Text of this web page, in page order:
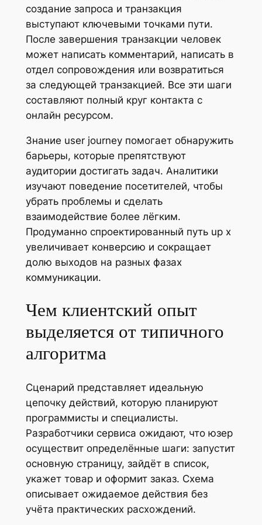
создание запроса и транзакция
выступают ключевыми точками пути.
После завершения транзакции человек
может написать комментарий, написать в
отдел сопровождения или возвратиться
за следующей транзакцией. Все эти шаги
составляют полный круг контакта с
онлайн ресурсом.
Знание user journey помогает обнаружить
барьеры, которые препятствуют
аудитории достигать задач. Аналитики
изучают поведение посетителей, чтобы
убрать проблемы и сделать
взаимодействие более лёгким.
Продуманно спроектированный путь up x
увеличивает конверсию и сокращает
долю выходов на разных фазах
коммуникации.
Чем клиентский опыт
выделяется от типичного
алгоритма
Сценарий представляет идеальную
цепочку действий, которую планируют
программисты и специалисты.
Разработчики сервиса ожидают, что юзер
осуществит определённые шаги: запустит
основную страницу, зайдёт в список,
укажет товар и оформит заказ. Схема
описывает ожидаемое действия без
учёта практических расхождений.